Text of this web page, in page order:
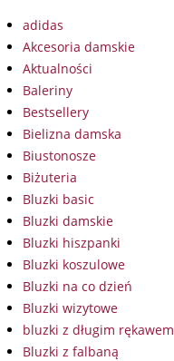
adidas
Akcesoria damskie
Aktualności
Baleriny
Bestsellery
Bielizna damska
Biustonosze
Biżuteria
Bluzki basic
Bluzki damskie
Bluzki hiszpanki
Bluzki koszulowe
Bluzki na co dzień
Bluzki wizytowe
bluzki z długim rękawem
Bluzki z falbaną